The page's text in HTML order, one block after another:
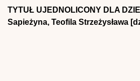
TYTUŁ UJEDNOLICONY DLA
Sapieżyna, Teofila Strzeżysława